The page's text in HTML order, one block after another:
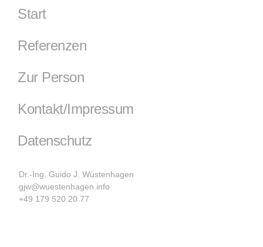
Start
Referenzen
Zur Person
Kontakt/Impressum
Datenschutz
Dr.-Ing. Guido J. Wüstenhagen
gjw@wuestenhagen.info
+49 179 520 20 77